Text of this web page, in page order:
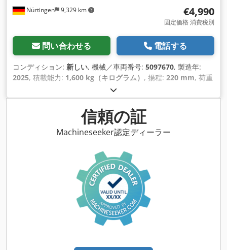
Nürtingen 9,329 km €4,990
固定価格 消費税別
問い合わせる 電話する
コンディション: 新しい, 機械／車両番号: 5097670, 製造年:
2025, 積載能力: 1,600 kg（キログラム） , 揚程: 220 mm, 荷重
電気
1,300 mm, バッテリー電圧:25.6 V, フォーク長:1,150 mm,
400 kg（キログラム）,
信頼の証
Machineseeker認定ディーラー